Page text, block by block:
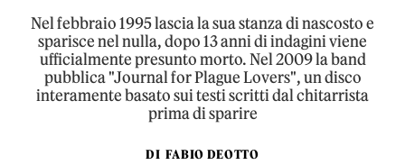
Nel febbraio 1995 lascia la sua stanza di nascosto e
sparisce nel nulla, dopo 13 anni di indagini viene
ufficialmente presunto morto. Nel 2009 la band
pubblica "Journal for Plague Lovers", un disco
interamente basato sui testi scritti dal chitarrista
prima di sparire
DI FABIO DEOTTO